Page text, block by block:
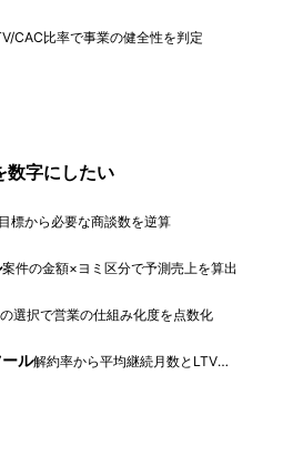
CAC比率で事業の健全性を判定
数字にしたい
標から必要な商談数を逆算
案件の金額×ヨミ区分で予測売上を算出
選択で営業の仕組み化度を点数化
ル 解約率から平均継続月数とLTVの変化を試算